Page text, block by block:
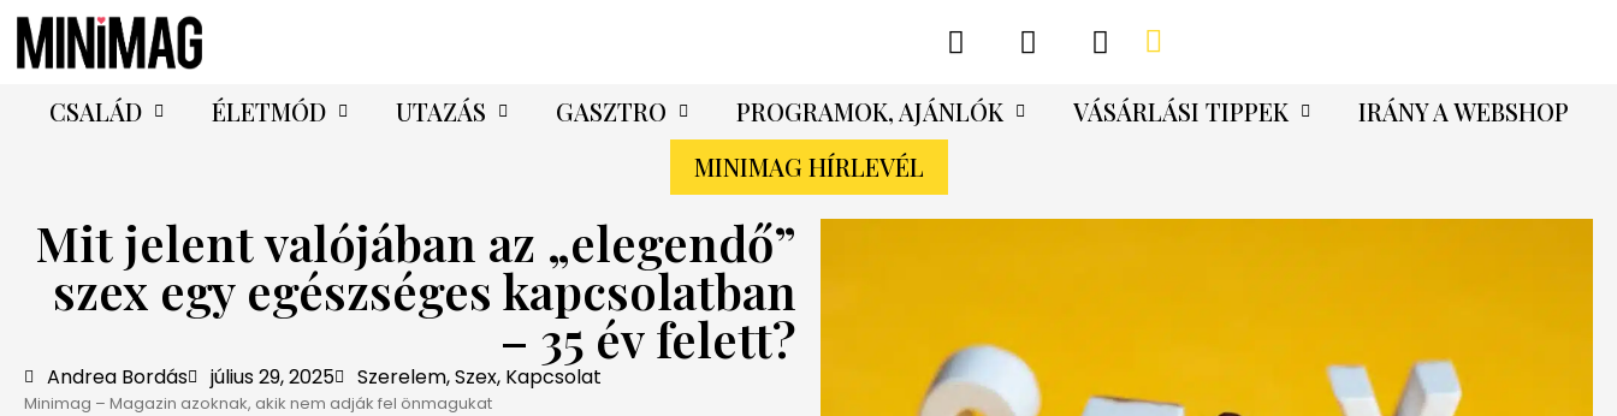
CSALÁD ÉLETMÓD UTAZÁS GASZTRO PROGRAMOK, AJÁNLÓK VÁSÁRLÁSI TIPPEK
IRÁNY A WEBSHOP
MINIMAG HÍRLEVÉL
Mit jelent valójában az „elegendő”
szex egy egészséges kapcsolatban
– 35 év felett?
Andrea Bordás július 29, 2025 Szerelem, Szex, Kapcsolat
Minimag – Magazin azoknak, akik nem adják fel önmagukat